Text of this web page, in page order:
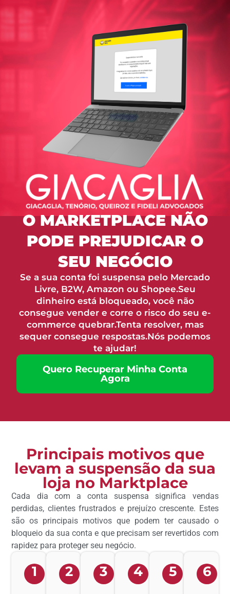
O MARKETPLACE NÃO
PODE PREJUDICAR O
SEU NEGÓCIO
Se a sua conta foi suspensa pelo Mercado
Livre, B2W, Amazon ou Shopee.Seu
dinheiro está bloqueado, você não
consegue vender e corre o risco do seu e-
commerce quebrar.Tenta resolver, mas
sequer consegue respostas.Nós podemos
te ajudar!
Quero Recuperar Minha Conta
Agora
Principais motivos que
levam a suspensão da sua
loja no Marktplace
Cada dia com a conta suspensa significa vendas
perdidas, clientes frustrados e prejuízo crescente. Estes
são os principais motivos que podem ter causado o
bloqueio da sua conta e que precisam ser revertidos com
rapidez para proteger seu negócio.
1 2 3 4 5 6